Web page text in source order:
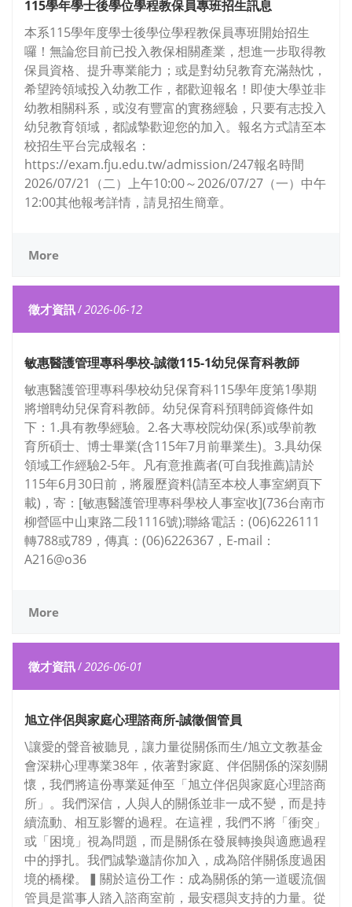
115學年學士後學位學程教保員專班招生訊息
本系115學年度學士後學位學程教保員專班開始招生
囉！無論您目前已投入教保相關產業，想進一步取得教
保員資格、提升專業能力；或是對幼兒教育充滿熱忱，
希望跨領域投入幼教工作，都歡迎報名！即使大學並非
幼教相關科系，或沒有豐富的實務經驗，只要有志投入
幼兒教育領域，都誠摯歡迎您的加入。報名方式請至本
校招生平台完成報名：
https://exam.fju.edu.tw/admission/247報名時間
2026/07/21（二）上午10:00～2026/07/27（一）中午
12:00其他報考詳情，請見招生簡章。
More
徵才資訊/2026-06-12
敏惠醫護管理專科學校-誠徵115-1幼兒保育科教師
敏惠醫護管理專科學校幼兒保育科115學年度第1學期
將增聘幼兒保育科教師。幼兒保育科預聘師資條件如
下：1.具有教學經驗。2.各大專校院幼保(系)或學前教
育所碩士、博士畢業(含115年7月前畢業生)。3.具幼保
領域工作經驗2-5年。凡有意推薦者(可自我推薦)請於
115年6月30日前，將履歷資料(請至本校人事室網頁下
載)，寄：[敏惠醫護管理專科學校人事室收](736台南市
柳營區中山東路二段1116號);聯絡電話：(06)6226111
轉788或789，傳真：(06)6226367，E-mail：
A216@o36
More
徵才資訊/2026-06-01
旭立伴侶與家庭心理諮商所-誠徵個管員
\讓愛的聲音被聽見，讓力量從關係而生/旭立文教基金
會深耕心理專業38年，依著對家庭、伴侶關係的深刻關
懷，我們將這份專業延伸至「旭立伴侶與家庭心理諮商
所」。我們深信，人與人的關係並非一成不變，而是持
續流動、相互影響的過程。在這裡，我們不將「衝突」
或「困境」視為問題，而是關係在發展轉換與適應過程
中的掙扎。我們誠摯邀請你加入，成為陪伴關係度過困
境的橋樑。▍關於這份工作：成為關係的第一道暖流個
管員是當事人踏入諮商室前，最安穩與支持的力量。從